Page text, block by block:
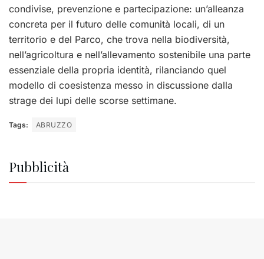
condivise, prevenzione e partecipazione: un’alleanza
concreta per il futuro delle comunità locali, di un
territorio e del Parco, che trova nella biodiversità,
nell’agricoltura e nell’allevamento sostenibile una parte
essenziale della propria identità, rilanciando quel
modello di coesistenza messo in discussione dalla
strage dei lupi delle scorse settimane.
Tags: ABRUZZO
Pubblicità